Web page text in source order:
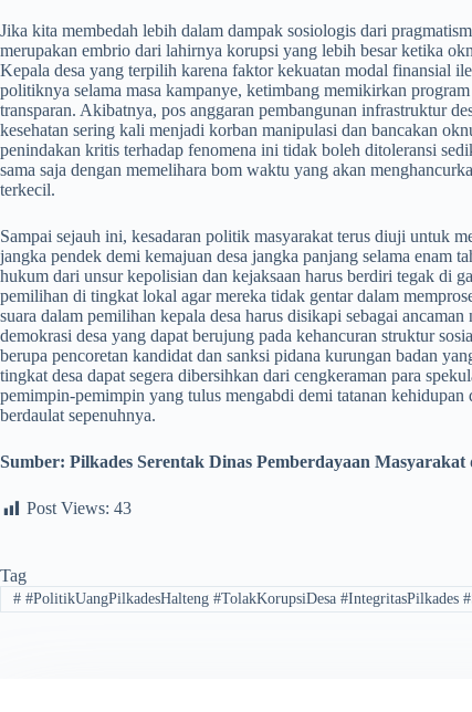
​Jika kita membedah lebih dalam dampak sosiologis dari
merupakan embrio dari lahirnya korupsi yang lebih besar ketika
Kepala desa yang terpilih karena faktor kekuatan modal finansial
politiknya selama masa kampanye, ketimbang memikirkan
transparan. Akibatnya, pos anggaran pembangunan infrastruktur
kesehatan sering kali menjadi korban manipulasi dan bancakan
penindakan kritis terhadap fenomena ini tidak boleh ditoleransi
sama saja dengan memelihara bom waktu yang akan
terkecil.
​Sampai sejauh ini, kesadaran politik masyarakat terus diuji untuk
jangka pendek demi kemajuan desa jangka panjang selama enam
hukum dari unsur kepolisian dan kejaksaan harus berdiri tegak di
pemilihan di tingkat lokal agar mereka tidak gentar dalam
suara dalam pemilihan kepala desa harus disikapi sebagai
demokrasi desa yang dapat berujung pada kehancuran struktur
berupa pencoretan kandidat dan sanksi pidana kurungan badan
tingkat desa dapat segera dibersihkan dari cengkeraman para
pemimpin-pemimpin yang tulus mengabdi demi tatanan
berdaulat sepenuhnya.
Sumber: Pilkades Serentak Dinas Pemberdayaan
Post Views: 43
Tag
##PolitikUangPilkadesHalteng #TolakKorupsiDesa #IntegritasPilkades